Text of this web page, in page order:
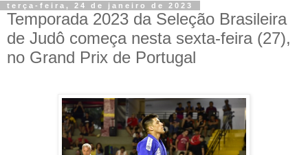
terça-feira, 24 de janeiro de 2023
Temporada 2023 da Seleção Brasileira
de Judô começa nesta sexta-feira (27),
no Grand Prix de Portugal